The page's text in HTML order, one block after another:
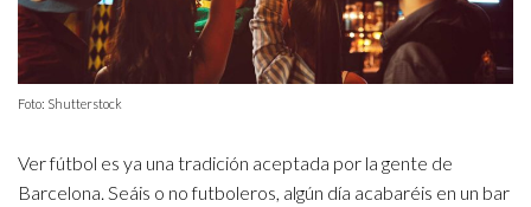
Foto: Shutterstock
Ver fútbol es ya una tradición aceptada por la gente de
Barcelona. Seáis o no futboleros, algún día acabaréis en un bar